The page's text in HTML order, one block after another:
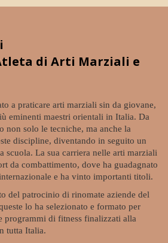
di Arti Marziali e
a praticare arti marziali sin da giovane,
eminenti maestri orientali in Italia. Da
non solo le tecniche, ma anche la
discipline, diventando in seguito un
scuola. La sua carriera nelle arti marziali
da combattimento, dove ha guadagnato
e ha vinto importanti titoli.
del patrocinio di rinomate aziende del
lo ha selezionato e formato per
programmi di fitness finalizzati alla
tutta Italia.